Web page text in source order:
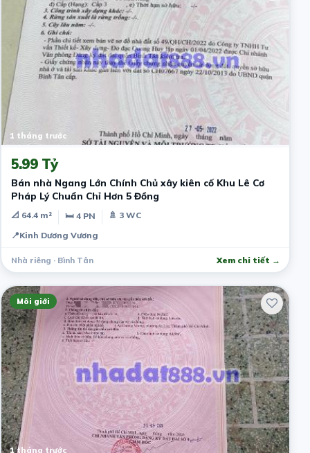
1 tháng trước
5.99 Tỷ
Bán nhà Ngang Lớn Chính Chủ xây kiên cố Khu Lê Cơ
Pháp Lý Chuẩn Chỉ Hơn 5 Đồng
📐 64.4 m² 🛏 4 PN
🚿 3 WC
📍Kinh Dương Vương
Nhà riêng · Bình Tân Xem chi tiết →
Môi giới
1 tháng trước